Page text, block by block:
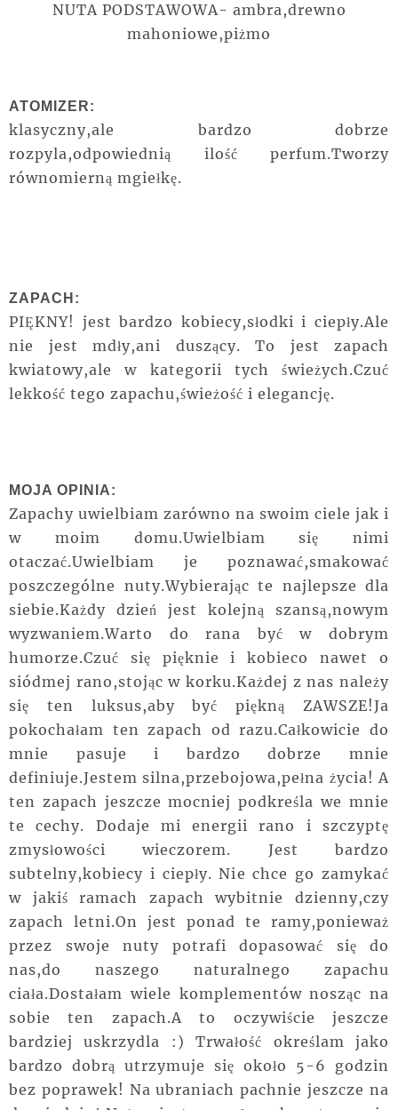
NUTA PODSTAWOWA- ambra,drewno
mahoniowe,piżmo
ATOMIZER:
klasyczny,ale bardzo dobrze
rozpyla,odpowiednią ilość perfum.Tworzy
równomierną mgiełkę.
ZAPACH:
PIĘKNY! jest bardzo kobiecy,słodki i ciepły.Ale
nie jest mdły,ani duszący. To jest zapach
kwiatowy,ale w kategorii tych świeżych.Czuć
lekkość tego zapachu,świeżość i elegancję.
MOJA OPINIA:
Zapachy uwielbiam zarówno na swoim ciele jak i
w moim domu.Uwielbiam się nimi
otaczać.Uwielbiam je poznawać,smakować
poszczególne nuty.Wybierając te najlepsze dla
siebie.Każdy dzień jest kolejną szansą,nowym
wyzwaniem.Warto do rana być w dobrym
humorze.Czuć się pięknie i kobieco nawet o
siódmej rano,stojąc w korku.Każdej z nas należy
się ten luksus,aby być piękną ZAWSZE!Ja
pokochałam ten zapach od razu.Całkowicie do
mnie pasuje i bardzo dobrze mnie
definiuje.Jestem silna,przebojowa,pełna życia! A
ten zapach jeszcze mocniej podkreśla we mnie
te cechy. Dodaje mi energii rano i szczyptę
zmysłowości wieczorem. Jest bardzo
subtelny,kobiecy i ciepły. Nie chce go zamykać
w jakiś ramach zapach wybitnie dzienny,czy
zapach letni.On jest ponad te ramy,ponieważ
przez swoje nuty potrafi dopasować się do
nas,do naszego naturalnego zapachu
ciała.Dostałam wiele komplementów nosząc na
sobie ten zapach.A to oczywiście jeszcze
bardziej uskrzydla :) Trwałość określam jako
bardzo dobrą utrzymuje się około 5-6 godzin
bez poprawek! Na ubraniach pachnie jeszcze na